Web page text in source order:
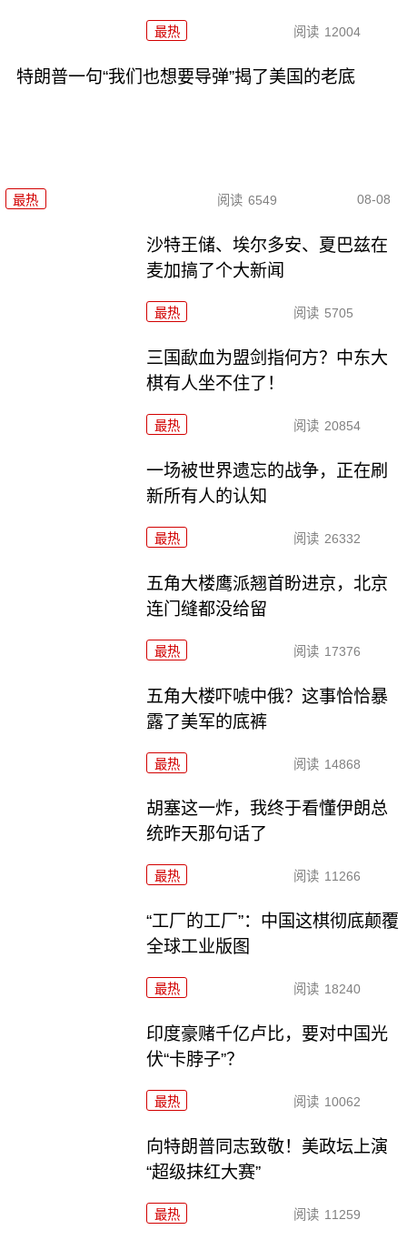
最热 阅读 12004
特朗普一句“我们也想要导弹”揭了美国的老底
最热 阅读 6549 08-08
沙特王储、埃尔多安、夏巴兹在
麦加搞了个大新闻
最热 阅读 5705
三国歃血为盟剑指何方？中东大
棋有人坐不住了！
最热 阅读 20854
一场被世界遗忘的战争，正在刷
新所有人的认知
最热 阅读 26332
五角大楼鹰派翘首盼进京，北京
连门缝都没给留
最热 阅读 17376
五角大楼吓唬中俄？这事恰恰暴
露了美军的底裤
最热 阅读 14868
胡塞这一炸，我终于看懂伊朗总
统昨天那句话了
最热 阅读 11266
“工厂的工厂”：中国这棋彻底颠覆
全球工业版图
最热 阅读 18240
印度豪赌千亿卢比，要对中国光
伏“卡脖子”？
最热 阅读 10062
向特朗普同志致敬！美政坛上演
“超级抹红大赛”
最热 阅读 11259